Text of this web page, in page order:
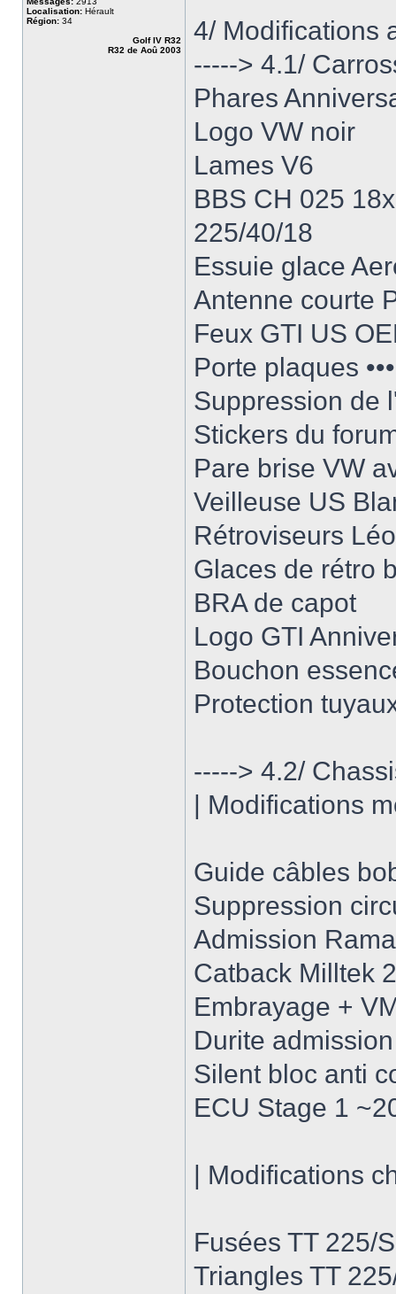
Localisation: Hérault
Région: 34
Golf IV R32
R32 de Aoû 2003
4/ Modifications
-----> 4.1/
Phares
Logo VW noir
Lames V6
BBS CH 025
225/40/18
Essuie glace
Antenne courte
Feux GTI US
Porte plaques
Suppression de
Stickers du
Pare brise VW
Veilleuse US
Rétroviseurs
Glaces de rétro
BRA de capot
Logo GTI
Bouchon
Protection
-----> 4.2/
| Modifications
Guide câbles
Suppression
Admission
Catback Milltek
Embrayage +
Durite
Silent bloc anti
ECU Stage 1
| Modifications
Fusées TT 225/
Triangles TT